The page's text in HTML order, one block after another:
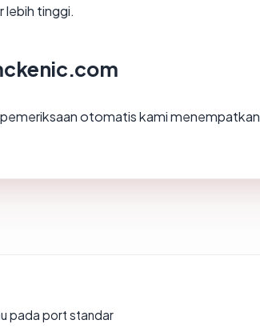
lebih tinggi.
otomatis kami menempatkan
pada port standar